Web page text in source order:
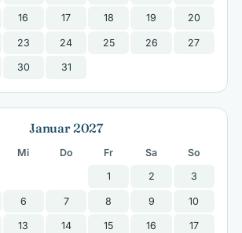
16 17 18 19 20
23 24 25 26 27
30 31
Januar 2027
Mi Do Fr Sa
So
1
2 3
6 7 8 9 10
13 14 15 16 17